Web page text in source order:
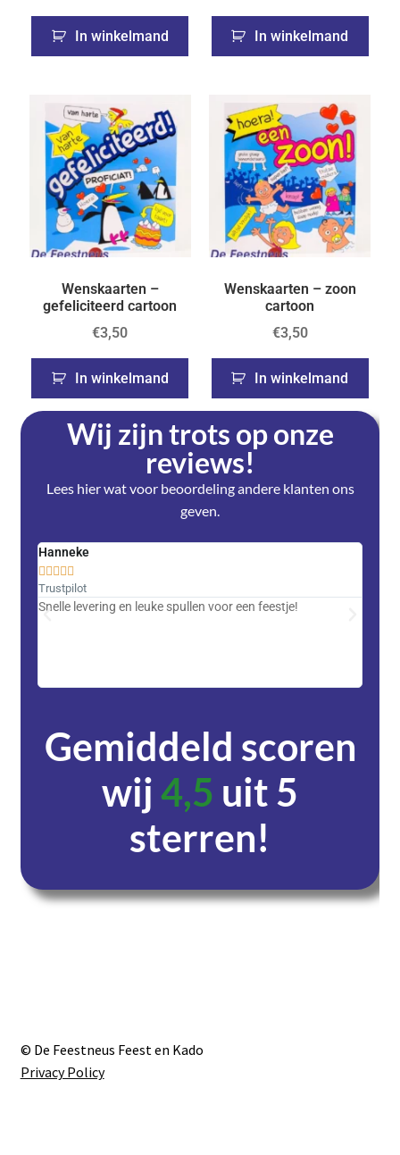
In winkelmand In winkelmand
Wenskaarten –
gefeliciteerd cartoon
€3,50
In winkelmand
Wenskaarten – zoon
cartoon
€3,50
In winkelmand
Wij zijn trots op onze
reviews!
Lees hier wat voor beoordeling andere klanten ons
geven.
Hanneke

Trustpilot
Snelle levering en leuke spullen voor een feestje!
Gemiddeld scoren
wij4,5 uit 5
sterren!
© De Feestneus Feest en Kado
Privacy Policy